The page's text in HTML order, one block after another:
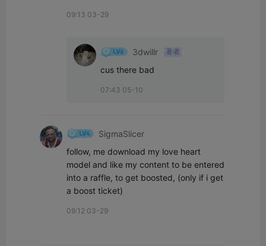
09:13 03-29
3dwillr 著者
cus there bad
07:43 05-10
SigmaSlicer
follow, me download my love heart
model and like my content to be entered
into a raffle, to get boosted, (only if i get
a boost ticket)
09:12 03-29